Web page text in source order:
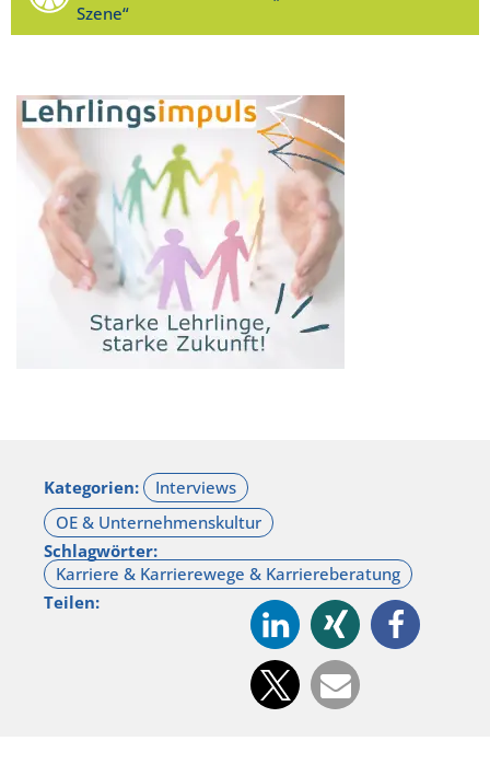
Szene“
Kategorien:
Schlagwörter:
Teilen: